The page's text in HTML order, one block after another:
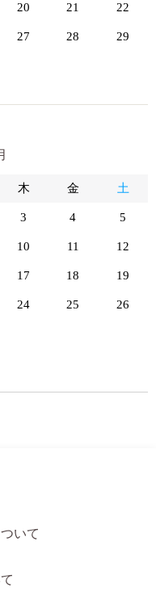
20 21 22
27 28 29
木 金 土
3 4 5
10 11 12
17 18 19
24 25 26
いて